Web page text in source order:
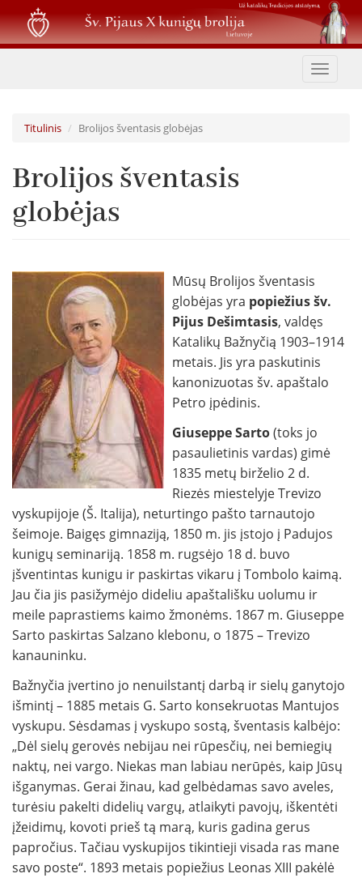
Pereiti
į
pagrindinį
Toggle
Titulinis Brolijos šventasis globėjas
Brolijos šventasis
globėjas
Mūsų Brolijos šventasis
globėjas yra popiežius šv.
Pijus Dešimtasis, valdęs
Katalikų Bažnyčią 1903–1914
metais. Jis yra paskutinis
kanonizuotas šv. apaštalo
Petro įpėdinis.
Giuseppe Sarto(toks jo
pasaulietinis vardas) gimė
1835 metų birželio 2 d.
Riezės miestelyje Trevizo
vyskupijoje (Š. Italija), neturtingo pašto tarnautojo
šeimoje. Baigęs gimnaziją, 1850 m. jis įstojo į Padujos
kunigų seminariją. 1858 m. rugsėjo 18 d. buvo
įšventintas kunigu ir paskirtas vikaru į Tombolo kaimą.
Jau čia jis pasižymėjo dideliu apaštališku uolumu ir
meile paprastiems kaimo žmonėms. 1867 m. Giuseppe
Sarto paskirtas Salzano klebonu, o 1875 – Trevizo
kanauninku.
Bažnyčia įvertino jo nenuilstantį darbą ir sielų ganytojo
išmintį – 1885 metais G. Sarto konsekruotas Mantujos
vyskupu. Sėsdamas į vyskupo sostą, šventasis kalbėjo:
„Dėl sielų gerovės nebijau nei rūpesčių, nei bemiegių
naktų, nei vargo. Niekas man labiau nerūpės, kaip Jūsų
išganymas. Gerai žinau, kad gelbėdamas savo aveles,
turėsiu pakelti didelių vargų, atlaikyti pavojų, iškentėti
įžeidimų, kovoti prieš tą marą, kuris gadina gerus
papročius. Tačiau vyskupijos tikintieji visada ras mane
savo poste“. 1893 metais popiežius Leonas XIII pakėlė